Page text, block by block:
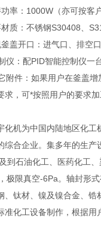
率：1000W（亦可按客
质：不锈钢S30408、
盖开口：进气口、排空
仪：配PID智能控制仪一
附件：如果用户在釜盖
求，可*按照用户的要求加
化机为中国内陆地区化
综合企业。集多年的生产
到石油化工、医药化工
极限真空-6Pa。轴封形
、钛材、镍及镍合金、
准化工设备制作，根据